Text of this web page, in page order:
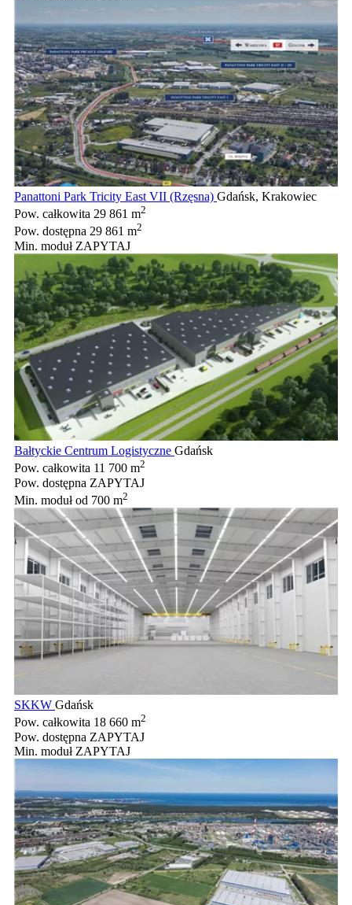
Panattoni Park Tricity East VII (Rzęsna) Gdańsk, Krakowiec
Pow. całkowita 29 861 m2
Pow. dostępna 29 861 m2
Min. moduł ZAPYTAJ
Bałtyckie Centrum Logistyczne Gdańsk
Pow. całkowita 11 700 m2
Pow. dostępna ZAPYTAJ
Min. modułod 700 m2
SKKW Gdańsk
Pow. całkowita 18 660 m2
Pow. dostępna ZAPYTAJ
Min. moduł ZAPYTAJ